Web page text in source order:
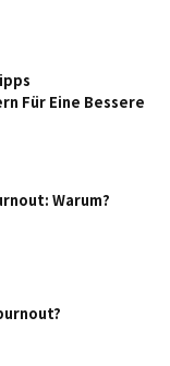
Für Eine Bessere
Warum?